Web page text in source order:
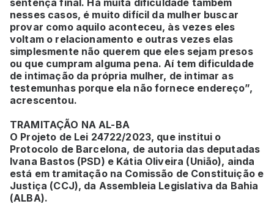
nesses casos, é muito difícil da mulher buscar
provar como aquilo aconteceu, às vezes eles
voltam o relacionamento e outras vezes elas
simplesmente não querem que eles sejam presos
ou que cumpram alguma pena. Aí tem dificuldade
de intimação da própria mulher, de intimar as
testemunhas porque ela não fornece endereço”,
acrescentou.
TRAMITAÇÃO NA AL-BA
O Projeto de Lei 24722/2023, que institui o
Protocolo de Barcelona, de autoria das deputadas
Ivana Bastos (PSD) e Kátia Oliveira (União), ainda
está em tramitação na Comissão de Constituição e
Justiça (CCJ), da Assembleia Legislativa da Bahia
(ALBA).